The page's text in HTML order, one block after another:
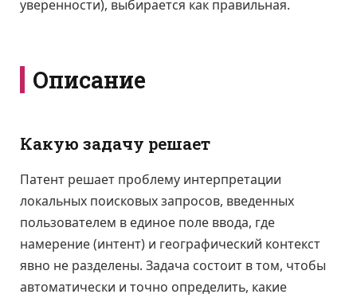
уверенности), выбирается как правильная.
Описание
Какую задачу решает
Патент решает проблему интерпретации
локальных поисковых запросов, введенных
пользователем в единое поле ввода, где
намерение (интент) и географический контекст
явно не разделены. Задача состоит в том, чтобы
автоматически и точно определить, какие